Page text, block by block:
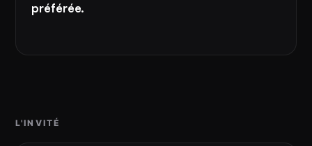
préférée.
L'INVITÉ